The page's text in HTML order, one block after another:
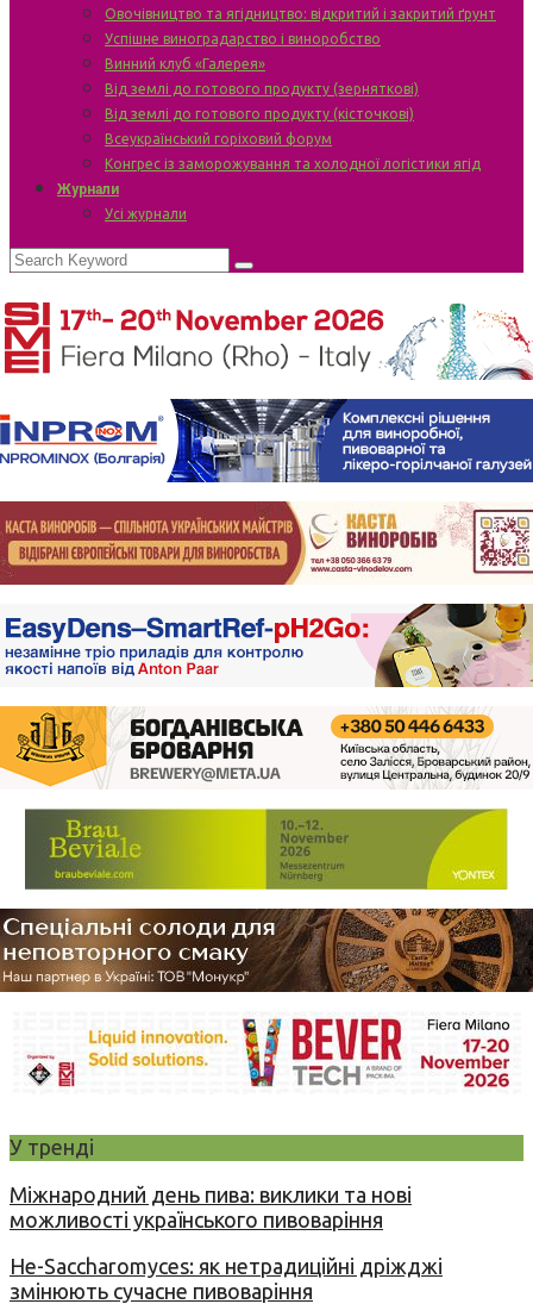
Овочівництво та ягідництво: відкритий і закритий ґрунт
Успішне виноградарство і виноробство
Винний клуб «Галерея»
Від землі до готового продукту (зерняткові)
Від землі до готового продукту (кісточкові)
Всеукраїнський горіховий форум
Конгрес із заморожування та холодної логістики ягід
Журнали
Усі журнали
У тренді
Міжнародний день пива: виклики та нові
можливості українського пивоваріння
Не-Saccharomyces: як нетрадиційні дріжджі
змінюють сучасне пивоваріння